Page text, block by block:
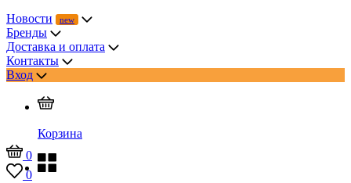
Новости
Бренды
Доставка и оплата
Контакты
Вход
Корзина
0
0